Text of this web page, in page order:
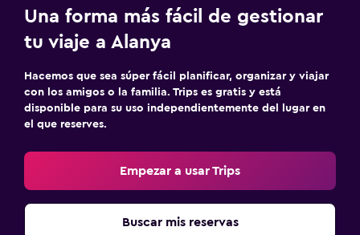
Una forma más fácil de gestionar
tu viaje a Alanya
Hacemos que sea súper fácil planificar, organizar y viajar
con los amigos o la familia. Trips es gratis y está
disponible para su uso independientemente del lugar en
el que reserves.
Empezar a usar Trips
Buscar mis reservas